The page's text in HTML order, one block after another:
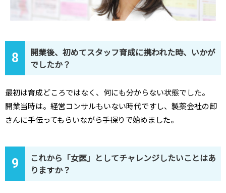
8
開業後、初めてスタッフ育成に携われた時、いかが
でしたか？
最初は育成どころではなく、何にも分からない状態でした。
開業当時は。経営コンサルもいない時代ですし、製薬会社の卸
さんに手伝ってもらいながら手探りで始めました。
9
これから「女医」としてチャレンジしたいことはあ
りますか？